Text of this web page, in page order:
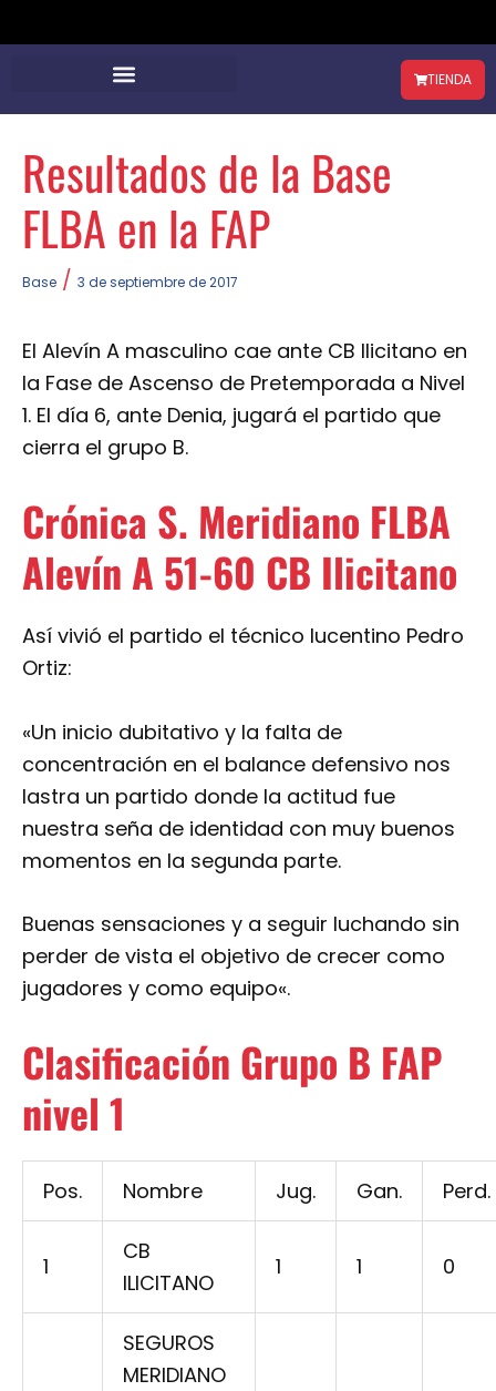
TIENDA
Resultados de la Base
FLBA en la FAP
Base / 3 de septiembre de 2017
El Alevín A masculino cae ante CB Ilicitano en
la Fase de Ascenso de Pretemporada a Nivel
1. El día 6, ante Denia, jugará el partido que
cierra el grupo B.
Crónica S. Meridiano FLBA
Alevín A 51-60 CB Ilicitano
Así vivió el partido el técnico lucentino Pedro
Ortiz:
«Un inicio dubitativo y la falta de
concentración en el balance defensivo nos
lastra un partido donde la actitud fue
nuestra seña de identidad con muy buenos
momentos en la segunda parte.
Buenas sensaciones y a seguir luchando sin
perder de vista el objetivo de crecer como
jugadores y como equipo«.
Clasificación Grupo B FAP
nivel 1
Pos. Nombre Jug. Gan. Perd.
1
CB
ILICITANO
1 1 0
SEGUROS
MERIDIANO